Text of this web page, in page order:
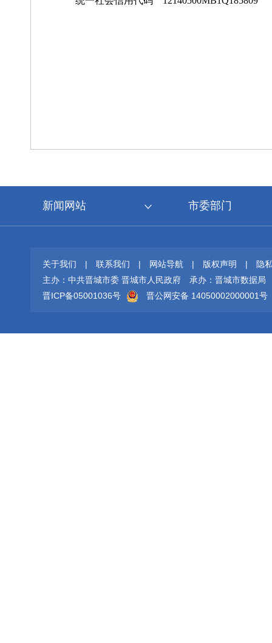
新闻网站 市委部门
关于我们 | 联系我们 | 网站导航 | 版权声明 |
隐
主办：中共晋城市委 晋城市人民政府
承办：晋城市数据局
晋ICP备05001036号
晋公网安备 14050002000001号